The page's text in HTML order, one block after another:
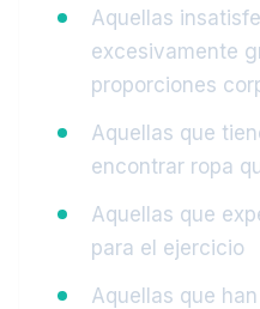
Aquellas
excesivamente
proporciones
Aquellas que
encontrar ropa
Aquellas que
para el ejercicio
Aquellas que